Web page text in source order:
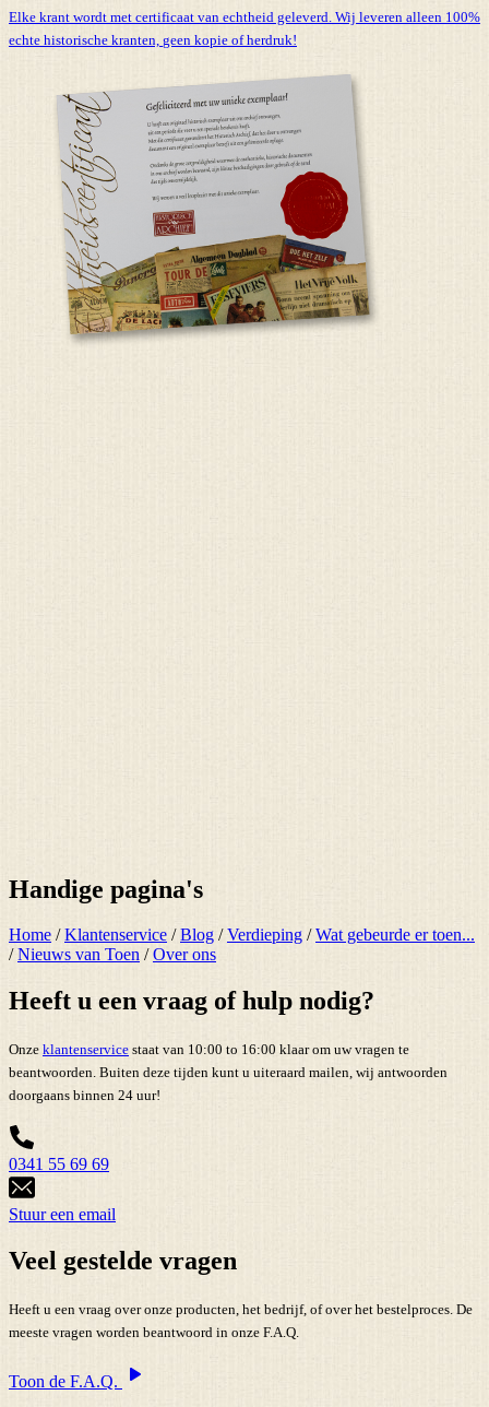
Elke krant wordt met certificaat van echtheid geleverd. Wij leveren alleen 100%
echte historische kranten, geen kopie of herdruk!
Handige pagina's
Home /Klantenservice /Blog /Verdieping /Wat gebeurde er toen...
/Nieuws van Toen /Over ons
Heeft u een vraag of hulp nodig?
Onze klantenservice staat van 10:00 to 16:00 klaar om uw vragen te
beantwoorden. Buiten deze tijden kunt u uiteraard mailen, wij antwoorden
doorgaans binnen 24 uur!
0341 55 69 69
Stuur een email
Veel gestelde vragen
Heeft u een vraag over onze producten, het bedrijf, of over het bestelproces. De
meeste vragen worden beantwoord in onze F.A.Q.
Toon de F.A.Q.